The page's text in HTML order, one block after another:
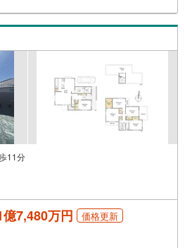
11分
億7,480万円 価格更新